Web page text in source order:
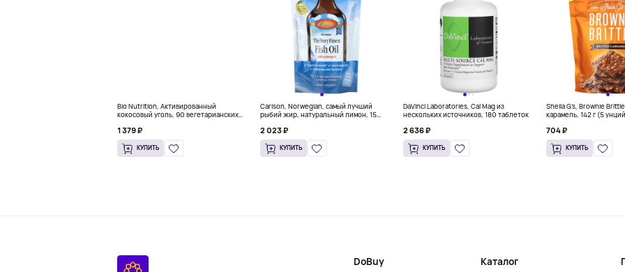
Bio Nutrition, Активированный
кокосовый уголь, 90 вегетарианских
1 379 ₽
КУПИТЬ
Carlson, Norwegian, самый лучший
рыбий жир, натуральный лимон, 15
2 023 ₽
КУПИТЬ
DaVinci Laboratories, Cal Mag из
нескольких источников, 180 таблеток
2 636 ₽
КУПИТЬ
Sheila G's, Brownie
карамель, 142 г (5
704 ₽
КУПИТЬ
DoBuy Каталог